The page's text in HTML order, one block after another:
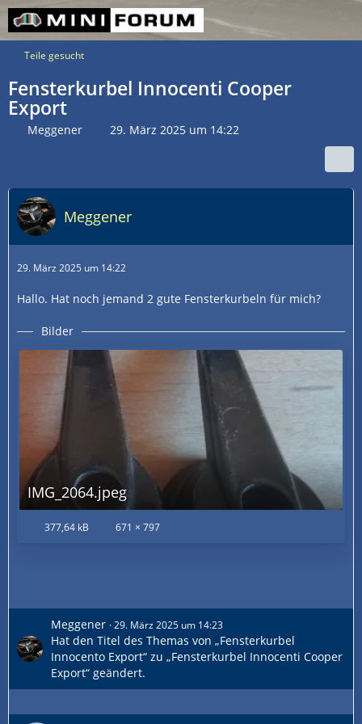
Teile gesucht
Fensterkurbel Innocenti Cooper
Export
Meggener 29. März 2025 um 14:22
Meggener
29. März 2025 um 14:22
Hallo. Hat noch jemand 2 gute Fensterkurbeln für mich?
Bilder
IMG_2064.jpeg
377,64 kB 671 × 797
Meggener 29. März 2025 um 14:23
Hat den Titel des Themas von „Fensterkurbel
Innocento Export“ zu „Fensterkurbel Innocenti Cooper
Export“ geändert.